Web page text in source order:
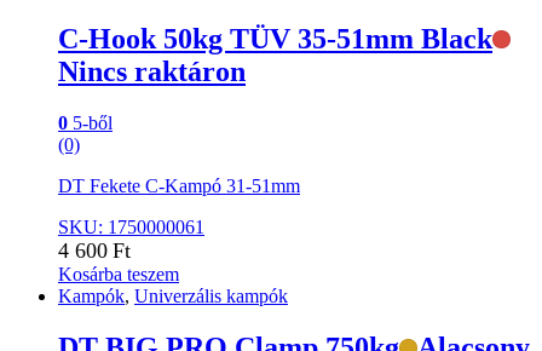
C-Hook 50kg TÜV 35-51mm Black
Nincs raktáron
0 5-ből
(0)
DT Fekete C-Kampó 31-51mm
SKU: 1750000061
4 600 Ft
Kosárba teszem
Kampók, Univerzális kampók